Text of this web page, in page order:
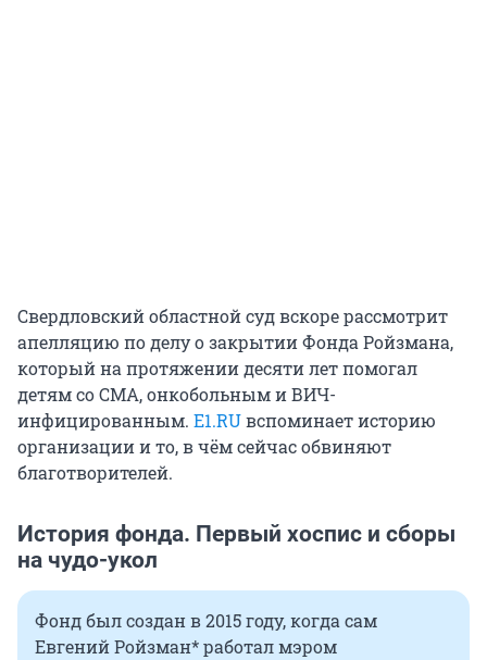
Свердловский областной суд вскоре рассмотрит
апелляцию по делу о закрытии Фонда Ройзмана,
который на протяжении десяти лет помогал
детям со СМА, онкобольным и ВИЧ-
инфицированным. E1.RUвспоминает историю
организации и то, в чём сейчас обвиняют
благотворителей.
История фонда. Первый хоспис и сборы
на чудо-укол
Фонд был создан в 2015 году, когда сам
Евгений Ройзман* работал мэром